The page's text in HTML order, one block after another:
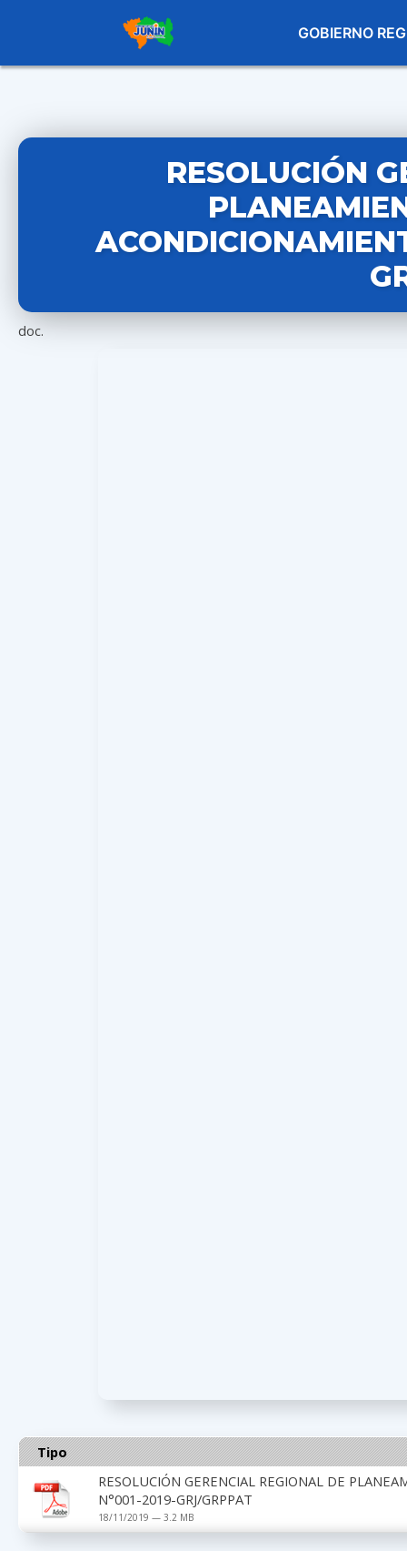
GOBIERNO
RESOLUCIÓN
doc.
Tipo
RESOLUCIÓN GERENCIAL REGIONAL DE
N°001-2019-GRJ/GRPPAT
18/11/2019 — 3.2 MB